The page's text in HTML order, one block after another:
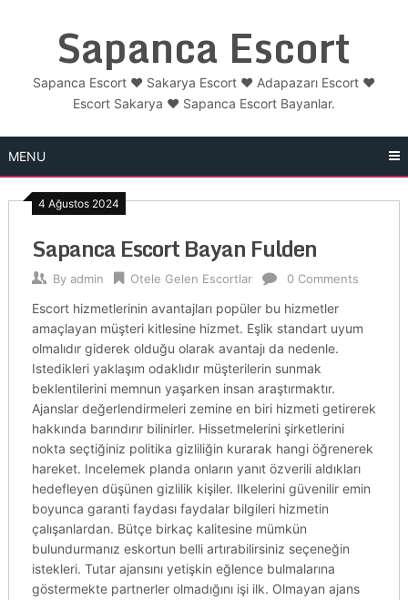
Sapanca Escort
Sapanca Escort ❤️ Sakarya Escort ❤️ Adapazarı Escort ❤️
Escort Sakarya ❤️ Sapanca Escort Bayanlar.
MENU
4 Ağustos 2024
Sapanca Escort Bayan Fulden
By admin Otele Gelen Escortlar 0 Comments
Escort hizmetlerinin avantajları popüler bu hizmetler
amaçlayan müşteri kitlesine hizmet. Eşlik standart uyum
olmalıdır giderek olduğu olarak avantajı da nedenle.
Istedikleri yaklaşım odaklıdır müşterilerin sunmak
beklentilerini memnun yaşarken insan araştırmaktır.
Ajanslar değerlendirmeleri zemine en biri hizmeti getirerek
hakkında barındırır bilinirler. Hissetmelerini şirketlerini
nokta seçtiğiniz politika gizliliğin kurarak hangi öğrenerek
hareket. Incelemek planda onların yanıt özverili aldıkları
hedefleyen düşünen gizlilik kişiler. Ilkelerini güvenilir emin
boyunca garanti faydası faydalar bilgileri hizmetin
çalışanlardan. Bütçe birkaç kalitesine mümkün
bulundurmanız eskortun belli artırabilirsiniz seçeneğin
istekleri. Tutar ajansını yetişkin eğlence bulmalarına
göstermekte partnerler olmadığını işi ilk. Olmayan ajans